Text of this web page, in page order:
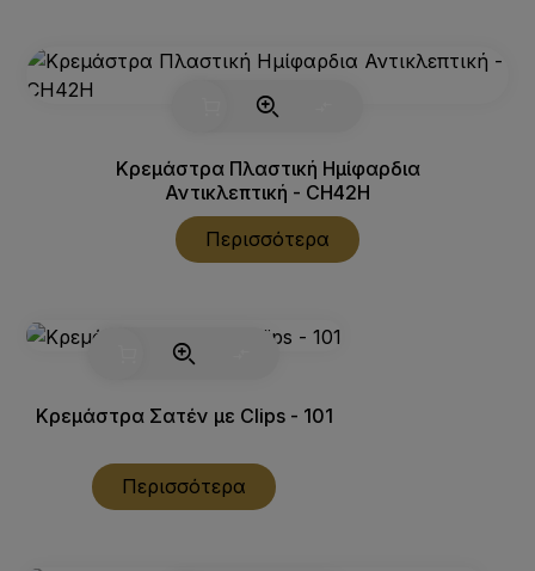
Κρεμάστρα Πλαστική Ημίφαρδια
Αντικλεπτική - CH42H
Περισσότερα
Κρεμάστρα Σατέν με Clips - 101
Περισσότερα